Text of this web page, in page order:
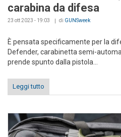
carabina da difesa
23 ott 2023 - 19:03 di GUNSweek
È pensata specificamente per la
Defender, carabinetta semi-
prende spunto dalla pistola...
Leggi tutto